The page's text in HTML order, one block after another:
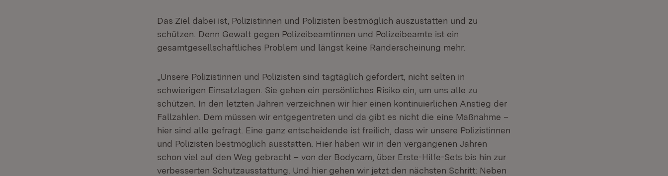
Das Ziel dabei ist, Polizistinnen und Polizisten bestmöglich auszustatten und zu
schützen. Denn Gewalt gegen Polizeibeamtinnen und Polizeibeamte ist ein
gesamtgesellschaftliches Problem und längst keine Randerscheinung mehr.
„Unsere Polizistinnen und Polizisten sind tagtäglich gefordert, nicht selten in
schwierigen Einsatzlagen. Sie gehen ein persönliches Risiko ein, um uns alle zu
schützen. In den letzten Jahren verzeichnen wir hier einen kontinuierlichen Anstieg der
Fallzahlen. Dem müssen wir entgegentreten und da gibt es nicht die eine Maßnahme –
hier sind alle gefragt. Eine ganz entscheidende ist freilich, dass wir unsere Polizistinnen
und Polizisten bestmöglich ausstatten. Hier haben wir in den vergangenen Jahren
schon viel auf den Weg gebracht – von der Bodycam, über Erste-Hilfe-Sets bis hin zur
verbesserten Schutzausstattung. Und hier gehen wir jetzt den nächsten Schritt: Neben